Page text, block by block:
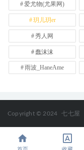
爱尤物(尤果网)
玥儿玥er
秀人网
蠢沫沫
雨波_HaneAme
Copyright © 2024 七七屋